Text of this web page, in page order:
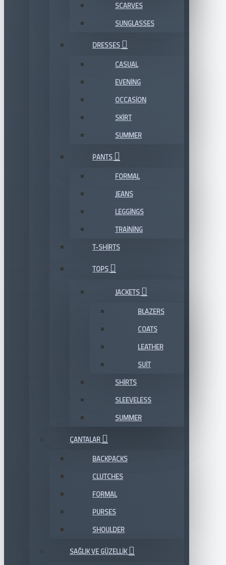
SCARVES
SUNGLASSES
DRESSES
CASUAL
EVENING
OCCASION
SKIRT
SUMMER
PANTS
FORMAL
JEANS
LEGGINGS
TRAINING
T-SHIRTS
TOPS
JACKETS
BLAZERS
COATS
LEATHER
SUIT
SHIRTS
SLEEVELESS
SUMMER
ÇANTALAR
BACKPACKS
CLUTCHES
FORMAL
PURSES
SHOULDER
SAĞLIK VE GÜZELLIK